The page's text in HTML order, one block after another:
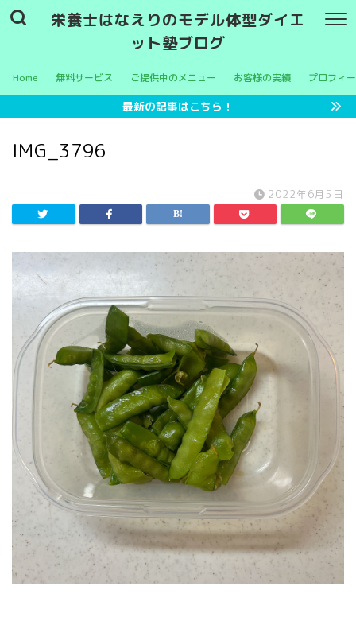
栄養士はなえりのモデル体型ダイエ
ット塾ブログ
Home 無料サービス ご提供中のメニュー お客様の実績 プロフィ
最新の記事はこちら！
IMG_3796
2022年6月5日